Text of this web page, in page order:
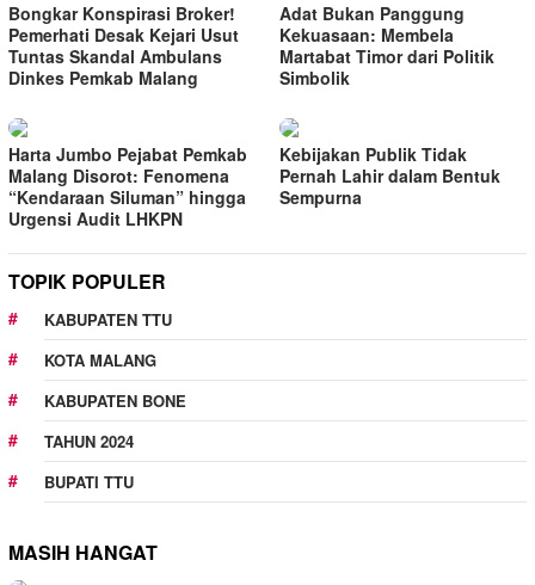
Bongkar Konspirasi Broker!
Pemerhati Desak Kejari Usut
Tuntas Skandal Ambulans
Dinkes Pemkab Malang
Adat Bukan Panggung
Kekuasaan: Membela
Martabat Timor dari Politik
Simbolik
Harta Jumbo Pejabat Pemkab
Malang Disorot: Fenomena
“Kendaraan Siluman” hingga
Urgensi Audit LHKPN
Kebijakan Publik Tidak
Pernah Lahir dalam Bentuk
Sempurna
TOPIK POPULER
KABUPATEN TTU
KOTA MALANG
KABUPATEN BONE
TAHUN 2024
BUPATI TTU
MASIH HANGAT